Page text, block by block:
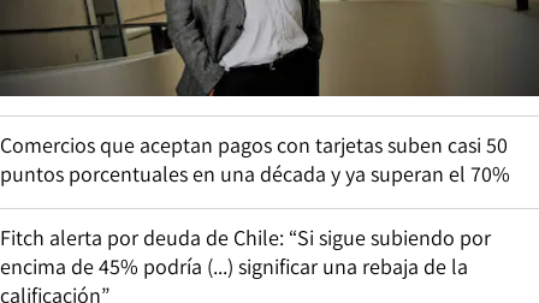
Comercios que aceptan pagos con tarjetas suben casi 50
puntos porcentuales en una década y ya superan el 70%
Fitch alerta por deuda de Chile: “Si sigue subiendo por
encima de 45% podría (...) significar una rebaja de la
calificación”